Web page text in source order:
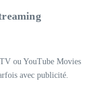
ou YouTube Movies
avec publicité.